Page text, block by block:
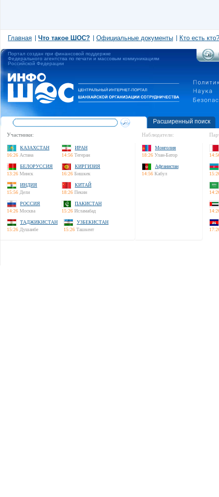
Главная Что такое ШОС? Официальные документы Кто есть кто?
Портал создан при финансовой поддержке
Федерального агентства по печати и массовым коммуникациям
Российской Федерации
Расширенный поиск
Участники:
КАЗАХСТАН
16:26 Астана
ИРАН
14:56 Тегеран
БЕЛОРУССИЯ
13:26 Минск
КИРГИЗИЯ
16:26 Бишкек
ИНДИЯ
15:56 Дели
КИТАЙ
18:26 Пекин
РОССИЯ
14:26 Москва
ПАКИСТАН
15:26 Исламабад
ТАДЖИКИСТАН
15:26 Душанбе
УЗБЕКИСТАН
15:26 Ташкент
Наблюдатели:
Монголия
18:26 Улан-Батор
Афганистан
14:56 Кабул